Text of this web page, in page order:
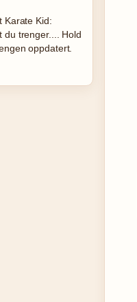
с
лучшие
solid og lett a